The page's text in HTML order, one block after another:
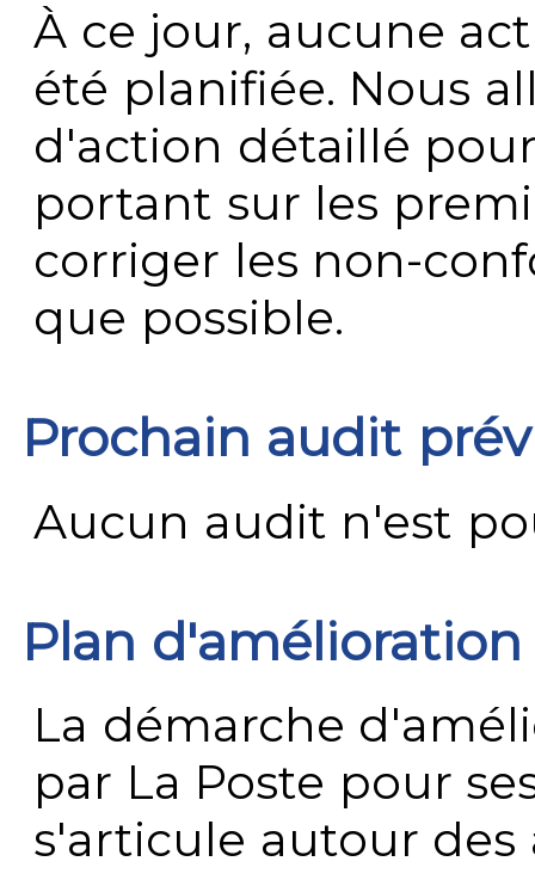
À ce jour, aucune
été planifiée. Nous
d'action détaillé
portant sur les
corriger les non-
que possible.
Prochain audit
Aucun audit n'est
Plan
La démarche
par La Poste pour
s'articule autour des